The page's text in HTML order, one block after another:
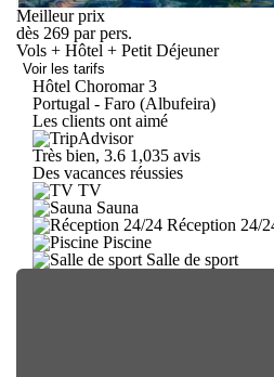
Meilleur prix
dès 269 par pers.
Vols + Hôtel + Petit Déjeuner
Voir les tarifs
Hôtel Choromar3
Portugal - Faro (Albufeira)
Les clients ont aimé
Très bien, 3.6 1,035 avis
Des vacances réussies
TV
Sauna
Réception 24/
Piscine
Salle de sport